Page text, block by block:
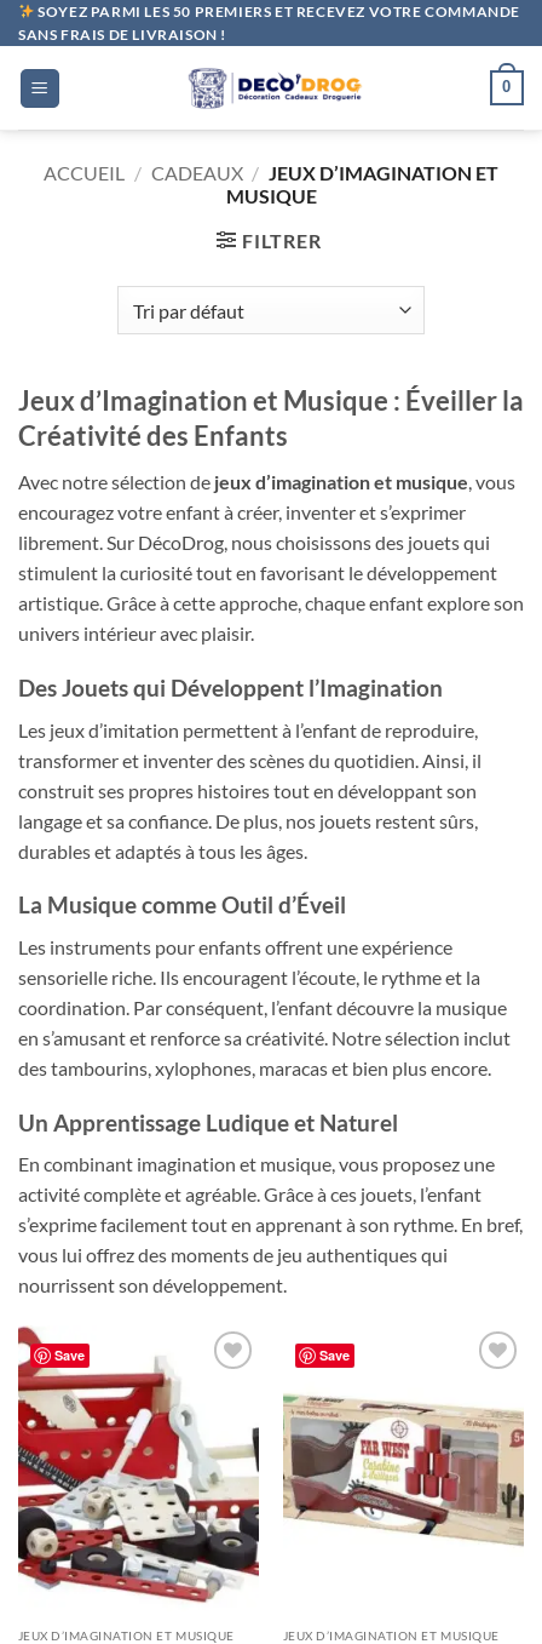
Passer
au
contenu
SOYEZ PARMI LES 50 PREMIERS ET RECEVEZ VOTRE COMMANDE
SANS FRAIS DE LIVRAISON !
0
ACCUEIL / CADEAUX / JEUX D’IMAGINATION ET
MUSIQUE
FILTRER
Jeux d’Imagination et Musique : Éveiller la
Créativité des Enfants
Avec notre sélection de jeux d’imagination et musique, vous
encouragez votre enfant à créer, inventer et s’exprimer
librement. Sur DécoDrog, nous choisissons des jouets qui
stimulent la curiosité tout en favorisant le développement
artistique. Grâce à cette approche, chaque enfant explore son
univers intérieur avec plaisir.
Des Jouets qui Développent l’Imagination
Les jeux d’imitation permettent à l’enfant de reproduire,
transformer et inventer des scènes du quotidien. Ainsi, il
construit ses propres histoires tout en développant son
langage et sa confiance. De plus, nos jouets restent sûrs,
durables et adaptés à tous les âges.
La Musique comme Outil d’Éveil
Les instruments pour enfants offrent une expérience
sensorielle riche. Ils encouragent l’écoute, le rythme et la
coordination. Par conséquent, l’enfant découvre la musique
en s’amusant et renforce sa créativité. Notre sélection inclut
des tambourins, xylophones, maracas et bien plus encore.
Un Apprentissage Ludique et Naturel
En combinant imagination et musique, vous proposez une
activité complète et agréable. Grâce à ces jouets, l’enfant
s’exprime facilement tout en apprenant à son rythme. En bref,
vous lui offrez des moments de jeu authentiques qui
nourrissent son développement.
Save
JEUX D’IMAGINATION ET MUSIQUE
Save
JEUX D’IMAGINATION ET MUSIQUE